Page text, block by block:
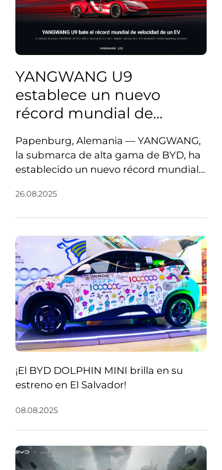
YANGWANG U9
establece un nuevo
récord mundial de
vehículos eléctricos con
472,41 km/h
Papenburg, Alemania — YANGWANG,
la submarca de alta gama de BYD, ha
establecido un nuevo récord mundial
eléctrico (EV), alcanzando 472,41 km/h
hazaña se logró con el más reciente
superdeportivo U9 Track Edition de
YANGWANG el 8 de agosto de 2025,
convirtiéndolo en el EV más rápido del
mundo.
26.08.2025
¡El BYD DOLPHIN MINI brilla en su
estreno en El Salvador!
08.08.2025